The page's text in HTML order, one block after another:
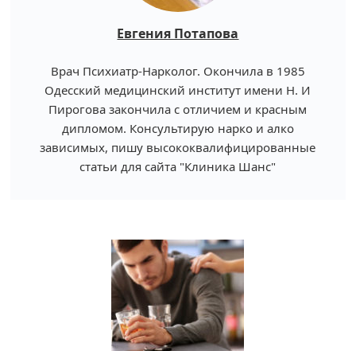
Евгения Потапова
Врач Психиатр-Нарколог. Окончила в 1985
Одесский медицинский институт имени Н. И
Пирогова закончила с отличием и красным
дипломом. Консультирую нарко и алко
зависимых, пишу высококвалифицированные
статьи для сайта "Клиника Шанс"